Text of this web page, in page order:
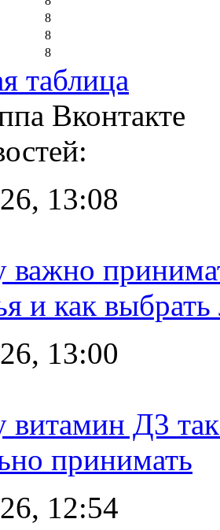
8
8
8
таблица
Вконтакте
13:08
важно
и как
13:00
Д3 так
принимать
12:54